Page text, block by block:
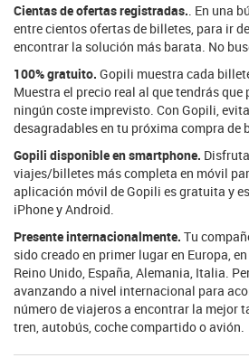
Cientas de ofertas registradas. . En una
entre cientos ofertas de billetes, para ir
encontrar la solución más barata. No
100% gratuito. Gopili muestra cada
Muestra el precio real al que tendrás
ningún coste imprevisto. Con Gopili,
desagradables en tu próxima compra de
Gopili disponible en smartphone.
viajes/billetes más completa en móvil
aplicación móvil de Gopili es gratuita y
iPhone y Android.
Presente internacionalmente. Tu
sido creado en primer lugar en Europa,
Reino Unido, España, Alemania, Italia.
avanzando a nivel internacional para
número de viajeros a encontrar la mejor
tren, autobús, coche compartido o avión.